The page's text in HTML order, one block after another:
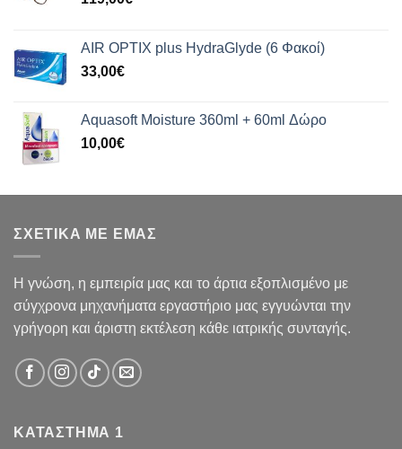
AIR OPTIX plus HydraGlyde (6 Φακοί)
33,00€
Aquasoft Moisture 360ml + 60ml Δώρο
10,00€
ΣΧΕΤΙΚΑ ΜΕ ΕΜΑΣ
Η γνώση, η εμπειρία μας και το άρτια εξοπλισμένο με
σύγχρονα μηχανήματα εργαστήριο μας εγγυώνται την
γρήγορη και άριστη εκτέλεση κάθε ιατρικής συνταγής.
ΚΑΤΑΣΤΗΜΑ 1